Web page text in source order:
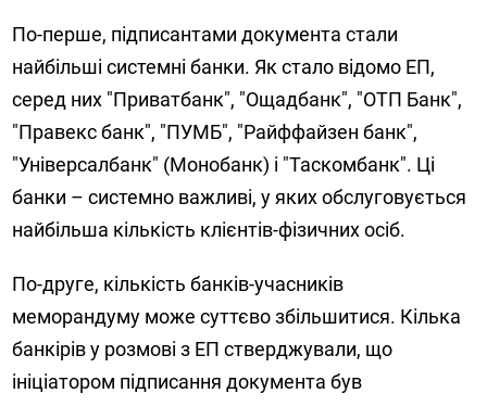
По-перше, підписантами документа стали
найбільші системні банки. Як стало відомо ЕП,
серед них "Приватбанк", "Ощадбанк", "ОТП Банк",
"Правекс банк", "ПУМБ", "Райффайзен банк",
"Універсалбанк" (Монобанк) і "Таскомбанк". Ці
банки – системно важливі, у яких обслуговується
найбільша кількість клієнтів-фізичних осіб.
По-друге, кількість банків-учасників
меморандуму може суттєво збільшитися. Кілька
банкірів у розмові з ЕП стверджували, що
ініціатором підписання документа був